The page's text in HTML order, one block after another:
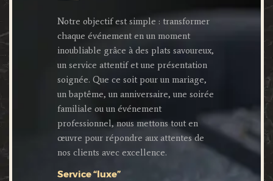
Notre objectif est simple : transformer
chaque événement en un moment
inoubliable grâce à des plats savoureux,
un service attentif et une présentation
soignée. Que ce soit pour un mariage,
un baptême, un anniversaire, une soirée
familiale ou un événement
professionnel, nous mettons tout en
œuvre pour répondre aux attentes de
nos clients avec excellence.
Service “luxe”